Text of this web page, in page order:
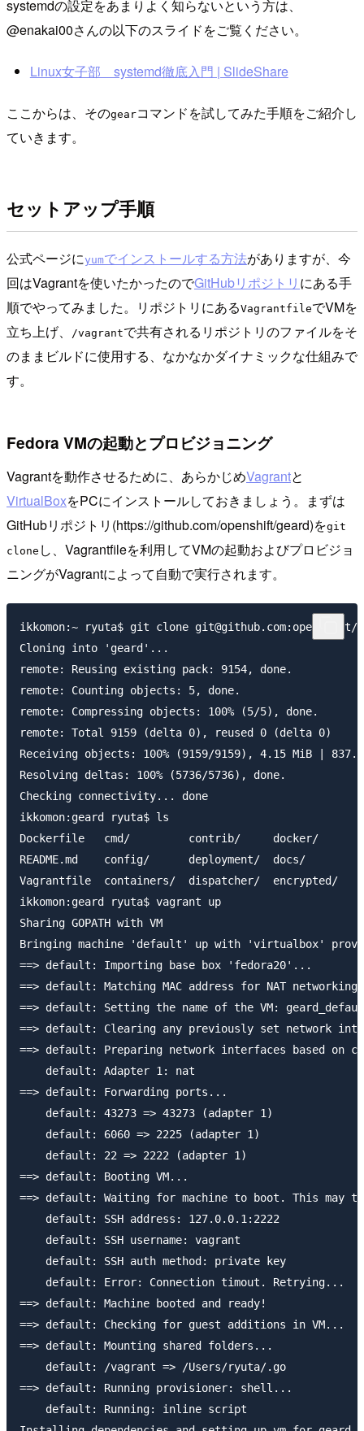
systemdの設定をあまりよく知らないという方は、
@enakai00さんの以下のスライドをご覧ください。
Linux女子部 systemd徹底入門 | SlideShare
ここからは、そのgearコマンドを試してみた手順をご紹介し
ていきます。
セットアップ手順
公式ページに yumでインストールする方法がありますが、今
回はVagrantを使いたかったのでGitHubリポジトリ にある手
順でやってみました。リポジトリにあるVagrantfileでVMを
立ち上げ、
/vagrantで共有されるリポジトリのファイルをそ
のままビルドに使用する、なかなかダイナミックな仕組みで
す。
Fedora VMの起動とプロビジョニング
Vagrantを動作させるために、あらかじめVagrantと
VirtualBoxをPCにインストールしておきましょう。まずは
GitHubリポジトリ(https://github.com/openshift/geard)をgit
clone し、Vagrantfileを利用してVMの起動およびプロビジョ
ニングがVagrantによって自動で実行されます。
ikkomon:~ ryuta$ git clone git@github.com:openshift/
Cloning into 'geard'...
remote: Reusing existing pack: 9154, done.
remote: Counting objects: 5, done.
remote: Compressing objects: 100% (5/5), done.
remote: Total 9159 (delta 0), reused 0 (delta 0)
Receiving objects: 100% (9159/9159), 4.15 MiB |
Resolving deltas: 100% (5736/5736), done.
Checking connectivity... done
ikkomon:geard ryuta$ ls
Dockerfile   cmd/         contrib/     docker/
README.md    config/      deployment/  docs/
Vagrantfile  containers/  dispatcher/
ikkomon:geard ryuta$ vagrant up
Sharing GOPATH with VM
Bringing machine 'default' up with 'virtualbox'
==> default: Importing base box 'fedora20'...
==> default: Matching MAC address for NAT
==> default: Setting the name of the VM:
==> default: Clearing any previously set network
==> default: Preparing network interfaces based on
    default: Adapter 1: nat
==> default: Forwarding ports...
    default: 43273 => 43273 (adapter 1)
    default: 6060 => 2225 (adapter 1)
    default: 22 => 2222 (adapter 1)
==> default: Booting VM...
==> default: Waiting for machine to boot. This may
    default: SSH address: 127.0.0.1:2222
    default: SSH username: vagrant
    default: SSH auth method: private key
    default: Error: Connection timout. Retrying...
==> default: Machine booted and ready!
==> default: Checking for guest additions in VM...
==> default: Mounting shared folders...
    default: /vagrant => /Users/ryuta/.go
==> default: Running provisioner: shell...
    default: Running: inline script